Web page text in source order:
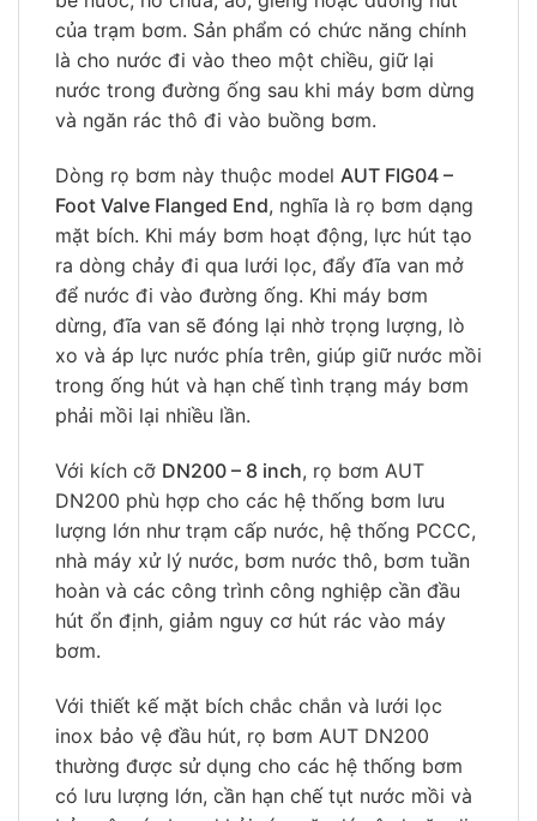
của trạm bơm. Sản phẩm có chức năng chính
là cho nước đi vào theo một chiều, giữ lại
nước trong đường ống sau khi máy bơm dừng
và ngăn rác thô đi vào buồng bơm.
Dòng rọ bơm này thuộc model AUT FIG04 –
Foot Valve Flanged End, nghĩa là rọ bơm dạng
mặt bích. Khi máy bơm hoạt động, lực hút tạo
ra dòng chảy đi qua lưới lọc, đẩy đĩa van mở
để nước đi vào đường ống. Khi máy bơm
dừng, đĩa van sẽ đóng lại nhờ trọng lượng, lò
xo và áp lực nước phía trên, giúp giữ nước mồi
trong ống hút và hạn chế tình trạng máy bơm
phải mồi lại nhiều lần.
Với kích cỡ DN200 – 8 inch, rọ bơm AUT
DN200 phù hợp cho các hệ thống bơm lưu
lượng lớn như trạm cấp nước, hệ thống PCCC,
nhà máy xử lý nước, bơm nước thô, bơm tuần
hoàn và các công trình công nghiệp cần đầu
hút ổn định, giảm nguy cơ hút rác vào máy
bơm.
Với thiết kế mặt bích chắc chắn và lưới lọc
inox bảo vệ đầu hút, rọ bơm AUT DN200
thường được sử dụng cho các hệ thống bơm
có lưu lượng lớn, cần hạn chế tụt nước mồi và